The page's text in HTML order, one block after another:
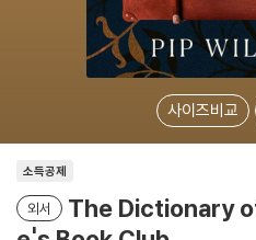
사이즈비교
소득공제
외서
The Dictionary